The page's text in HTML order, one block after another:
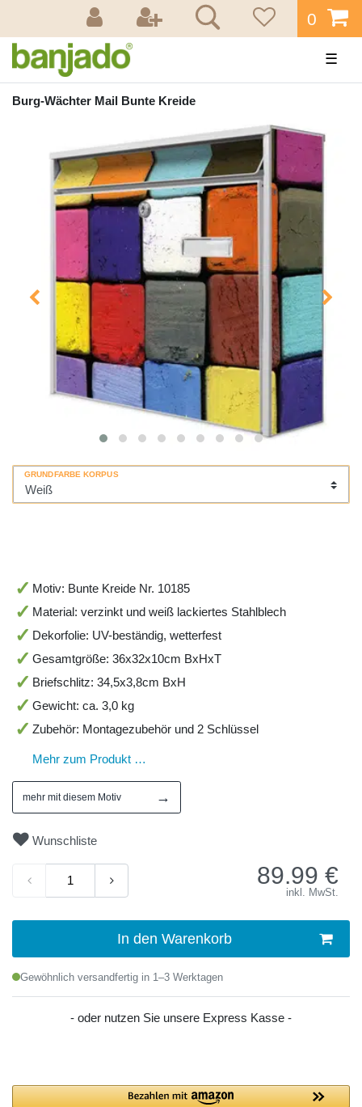
0
☰
Burg-Wächter Mail Bunte Kreide
GRUNDFARBE KORPUS
Motiv: Bunte Kreide Nr. 10185
Material: verzinkt und weiß lackiertes Stahlblech
Dekorfolie: UV-beständig, wetterfest
Gesamtgröße: 36x32x10cm BxHxT
Briefschlitz: 34,5x3,8cm BxH
Gewicht: ca. 3,0 kg
Zubehör: Montagezubehör und 2 Schlüssel
Mehr zum Produkt …
mehr mit diesem Motiv →
Wunschliste
89.99 €
inkl. MwSt.
In den Warenkorb
Gewöhnlich versandfertig in 1–3 Werktagen
- oder nutzen Sie unsere Express Kasse -